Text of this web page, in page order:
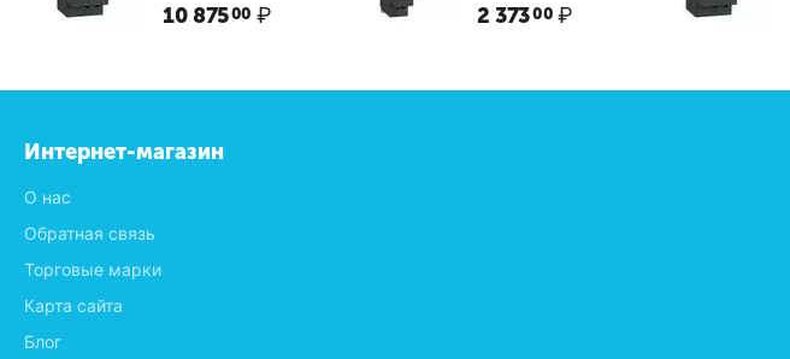
10 87500 ₽ 2 37300 ₽
Интернет-магазин
О нас
Обратная связь
Торговые марки
Карта сайта
Блог